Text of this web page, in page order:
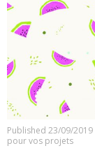
Published 23/09/2019
pour vos projets